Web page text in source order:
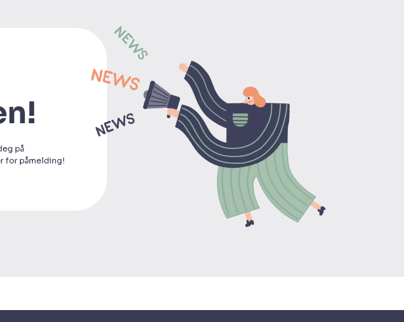
på
for påmelding!